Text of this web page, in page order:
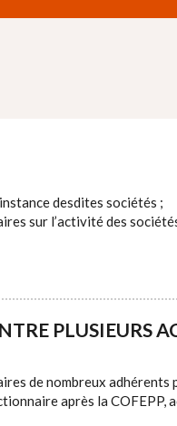
desdites sociétés ;
sur l’activité des
PLUSIEURS
de nombreux
après la